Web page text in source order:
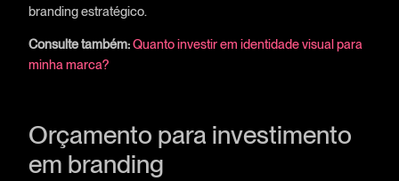
branding estratégico.
Consulte também:Quanto investir em identidade visual para
minha marca?
Orçamento para investimento
em branding